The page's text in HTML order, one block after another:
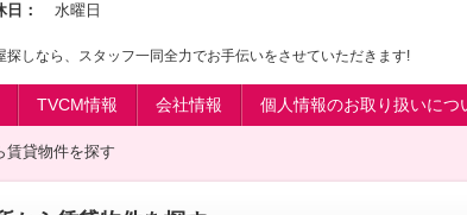
日：
水曜日
しなら、スタッフ一同全力でお手伝いをさせていただきます!
TVCM情報 会社情報 個人情報のお取り扱いにつ
賃貸物件を探す